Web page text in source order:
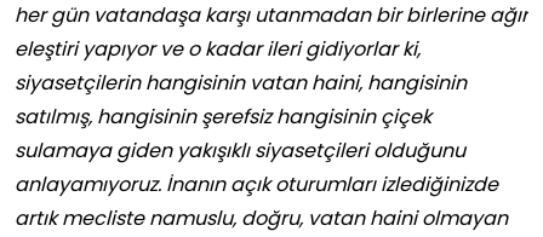
her gün vatandaşa karşı utanmadan bir birlerine ağır
eleştiri yapıyor ve o kadar ileri gidiyorlar ki,
siyasetçilerin hangisinin vatan haini, hangisinin
satılmış, hangisinin şerefsiz hangisinin çiçek
sulamaya giden yakışıklı siyasetçileri olduğunu
anlayamıyoruz. İnanın açık oturumları izlediğinizde
artık mecliste namuslu, doğru, vatan haini olmayan